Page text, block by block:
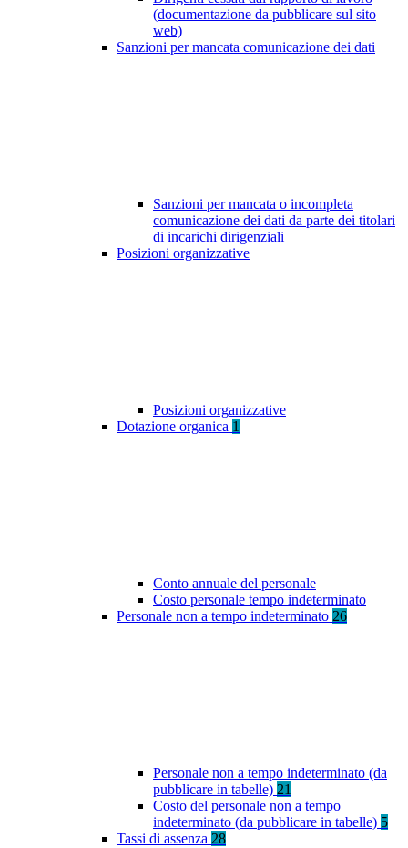
(documentazione da pubblicare sul sito
web)
Sanzioni per mancata comunicazione dei dati
Sanzioni per mancata o incompleta
comunicazione dei dati da parte dei titolari
di incarichi dirigenziali
Posizioni organizzative
Posizioni organizzative
Dotazione organica 1
Conto annuale del personale
Costo personale tempo indeterminato
Personale non a tempo indeterminato 26
Personale non a tempo indeterminato (da
pubblicare in tabelle) 21
Costo del personale non a tempo
indeterminato (da pubblicare in tabelle) 5
Tassi di assenza 28